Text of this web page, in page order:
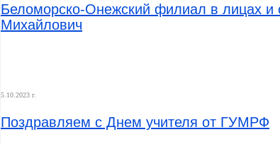
Беломорско-Онежский филиал в лицах
Михайлович
5.10.2023 г.
Поздравляем с Днем учителя от ГУМРФ